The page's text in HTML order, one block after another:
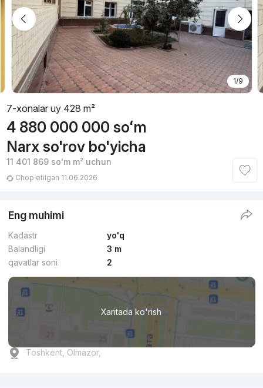
1/9
7-xonalar uy 428 m²
4 880 000 000 soʻm
Narx so'rov bo'yicha
11 401 869 soʻmm² uchun
Chop etilgan 11.06.2026
Eng muhimi
Kadastr
yo'q
Balandligi
3 m
qavatlar soni
2
Xaritada ko'rish
Toshkent, Olmazor,